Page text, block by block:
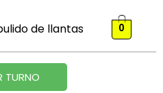
de llantas 0
TURNO